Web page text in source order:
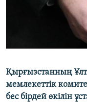
Қырғызстанның
мемлекеттік
бес бірдей өкілін